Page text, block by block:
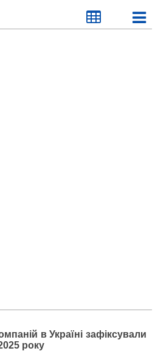
в Україні зафіксували
року